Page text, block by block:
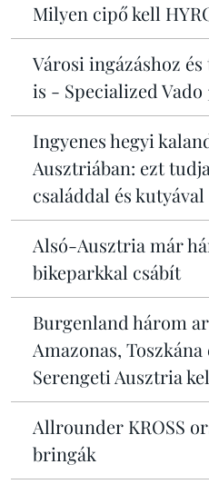
Milyen cipő kell
Városi ingázáshoz
is - Specialized Vado
Ingyenes hegyi
Ausztriában: ezt
családdal és kutyával
Alsó-Ausztria már
bikeparkkal csábít
Burgenland három
Amazonas, Toszkána
Serengeti Ausztria
Allrounder KROSS
bringák